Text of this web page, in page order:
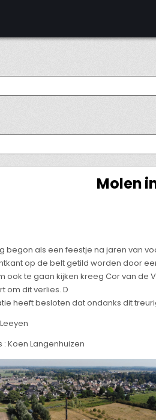
Molen
begon als een feestje na jaren van
op de belt getild worden door
ook te gaan kijken kreeg Cor van de
om dit verlies. D
heeft besloten dat ondanks dit
: Koen Langenhuizen